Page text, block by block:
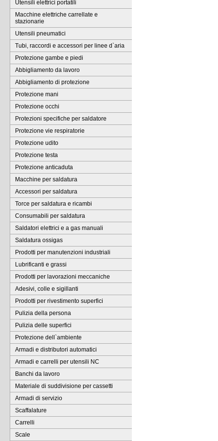
Utensili elettrici portatili
Macchine elettriche carrellate e
stazionarie
Utensili pneumatici
Tubi, raccordi e accessori per linee d`aria
Protezione gambe e piedi
Abbigliamento da lavoro
Abbigliamento di protezione
Protezione mani
Protezione occhi
Protezioni specifiche per saldatore
Protezione vie respiratorie
Protezione udito
Protezione testa
Protezione anticaduta
Macchine per saldatura
Accessori per saldatura
Torce per saldatura e ricambi
Consumabili per saldatura
Saldatori elettrici e a gas manuali
Saldatura ossigas
Prodotti per manutenzioni industriali
Lubrificanti e grassi
Prodotti per lavorazioni meccaniche
Adesivi, colle e sigillanti
Prodotti per rivestimento superfici
Pulizia della persona
Pulizia delle superfici
Protezione dell`ambiente
Armadi e distributori automatici
Armadi e carrelli per utensili NC
Banchi da lavoro
Materiale di suddivisione per cassetti
Armadi di servizio
Scaffalature
Carrelli
Scale